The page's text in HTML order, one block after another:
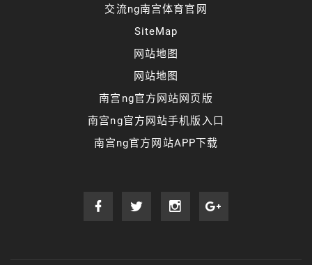
交流ng南宫体育官网
SiteMap
网站地图
网站地图
南宫ng官方网站网页版
南宫ng官方网站手机版入口
南宫ng官方网站APP下载